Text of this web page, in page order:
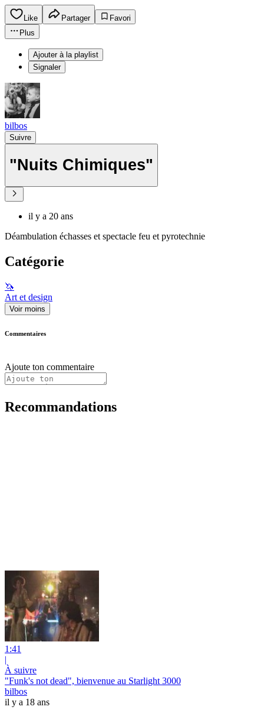
Like Partager
Favori
Plus
Ajouter à la playlist
Signaler
bilbos
Suivre
"Nuits Chimiques"
il y a 20 ans
Déambulation échasses et spectacle feu et pyrotechnie
Catégorie
🦄
Art et design
Voir moins
Commentaires
Ajoute ton commentaire
Recommandations
1:41
|
À suivre
"Funk's not dead", bienvenue au Starlight 3000
bilbos
il y a 18 ans